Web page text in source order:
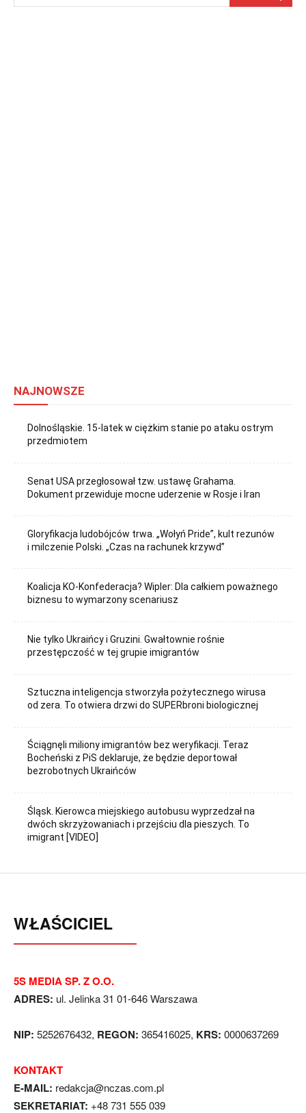
NAJNOWSZE
Dolnośląskie. 15-latek w ciężkim stanie po ataku ostrym
przedmiotem
Senat USA przegłosował tzw. ustawę Grahama.
Dokument przewiduje mocne uderzenie w Rosje i Iran
Gloryfikacja ludobójców trwa. „Wołyń Pride”, kult rezunów
i milczenie Polski. „Czas na rachunek krzywd”
Koalicja KO-Konfederacja? Wipler: Dla całkiem poważnego
biznesu to wymarzony scenariusz
Nie tylko Ukraińcy i Gruzini. Gwałtownie rośnie
przestępczość w tej grupie imigrantów
Sztuczna inteligencja stworzyła pożytecznego wirusa
od zera. To otwiera drzwi do SUPERbroni biologicznej
Ściągnęli miliony imigrantów bez weryfikacji. Teraz
Bocheński z PiS deklaruje, że będzie deportował
bezrobotnych Ukraińców
Śląsk. Kierowca miejskiego autobusu wyprzedzał na
dwóch skrzyżowaniach i przejściu dla pieszych. To
imigrant [VIDEO]
WŁAŚCICIEL
5S MEDIA SP. Z O.O.
ADRES: ul. Jelinka 31 01-646 Warszawa
NIP: 5252676432, REGON: 365416025, KRS: 0000637269
KONTAKT
E-MAIL: redakcja@nczas.com.pl
SEKRETARIAT: +48 731 555 039